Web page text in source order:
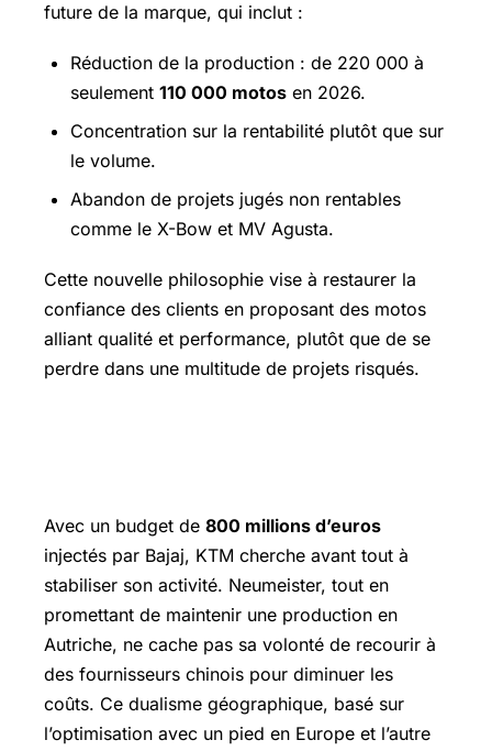
future de la marque, qui inclut :
Réduction de la production : de 220 000 à
seulement 110 000 motos en 2026.
Concentration sur la rentabilité plutôt que sur
le volume.
Abandon de projets jugés non rentables
comme le X-Bow et MV Agusta.
Cette nouvelle philosophie vise à restaurer la
confiance des clients en proposant des motos
alliant qualité et performance, plutôt que de se
perdre dans une multitude de projets risqués.
Avec un budget de 800 millions d’euros
injectés par Bajaj, KTM cherche avant tout à
stabiliser son activité. Neumeister, tout en
promettant de maintenir une production en
Autriche, ne cache pas sa volonté de recourir à
des fournisseurs chinois pour diminuer les
coûts. Ce dualisme géographique, basé sur
l’optimisation avec un pied en Europe et l’autre